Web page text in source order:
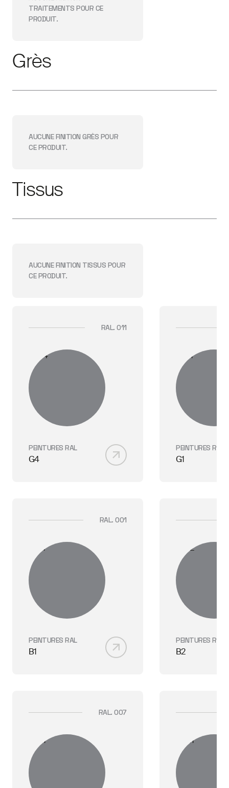
TRAITEMENTS POUR CE
PRODUIT.
Grès
AUCUNE FINITIONGRÈS POUR
CE PRODUIT.
Tissus
AUCUNE FINITION TISSUS POUR
CE PRODUIT.
RAL. 011
PEINTURES RAL
G4
PEINTURES RAL
G1
RAL. 001
PEINTURES RAL
B1
PEINTURES RAL
B2
RAL. 007